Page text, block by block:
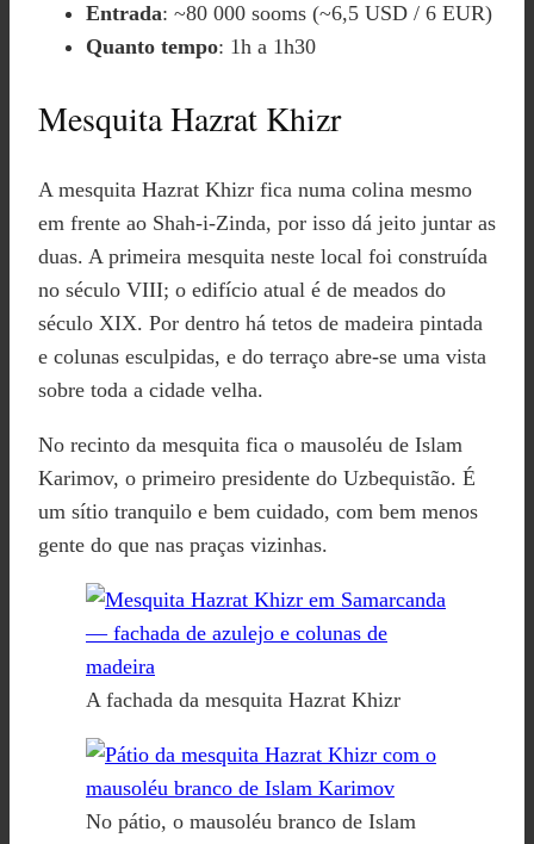
Entrada: ~80 000 sooms (~6,5 USD / 6 EUR)
Quanto tempo: 1h a 1h30
Mesquita Hazrat Khizr
A mesquita Hazrat Khizr fica numa colina mesmo
em frente ao Shah-i-Zinda, por isso dá jeito juntar as
duas. A primeira mesquita neste local foi construída
no século VIII; o edifício atual é de meados do
século XIX. Por dentro há tetos de madeira pintada
e colunas esculpidas, e do terraço abre-se uma vista
sobre toda a cidade velha.
No recinto da mesquita fica o mausoléu de Islam
Karimov, o primeiro presidente do Uzbequistão. É
um sítio tranquilo e bem cuidado, com bem menos
gente do que nas praças vizinhas.
A fachada da mesquita Hazrat Khizr
No pátio, o mausoléu branco de Islam